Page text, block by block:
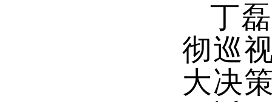
丁
彻巡
大决